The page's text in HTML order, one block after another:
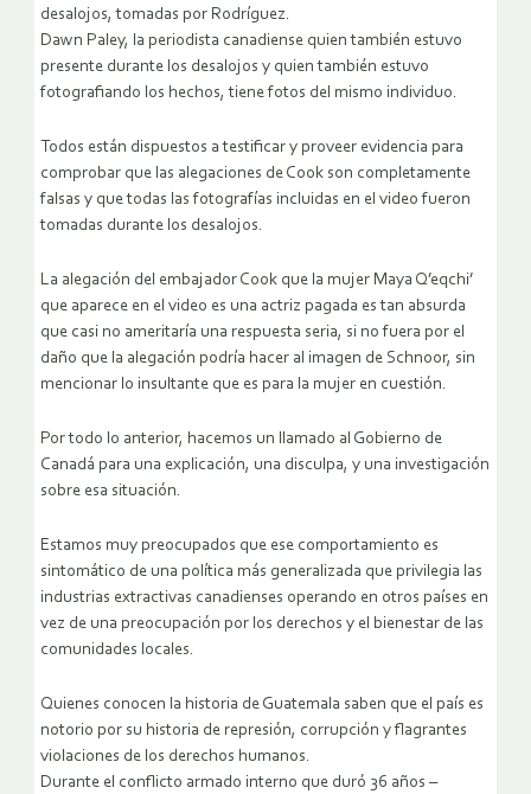
desalojos, tomadas por Rodríguez.
Dawn Paley, la periodista canadiense quien también estuvo
presente durante los desalojos y quien también estuvo
fotografiando los hechos, tiene fotos del mismo individuo.
Todos están dispuestos a testificar y proveer evidencia para
comprobar que las alegaciones de Cook son completamente
falsas y que todas las fotografías incluidas en el video fueron
tomadas durante los desalojos.
La alegación del embajador Cook que la mujer Maya Q’eqchi’
que aparece en el video es una actriz pagada es tan absurda
que casi no ameritaría una respuesta seria, si no fuera por el
daño que la alegación podría hacer al imagen de Schnoor, sin
mencionar lo insultante que es para la mujer en cuestión.
Por todo lo anterior, hacemos un llamado al Gobierno de
Canadá para una explicación, una disculpa, y una investigación
sobre esa situación.
Estamos muy preocupados que ese comportamiento es
sintomático de una política más generalizada que privilegia las
industrias extractivas canadienses operando en otros países en
vez de una preocupación por los derechos y el bienestar de las
comunidades locales.
Quienes conocen la historia de Guatemala saben que el país es
notorio por su historia de represión, corrupción y flagrantes
violaciones de los derechos humanos.
Durante el conflicto armado interno que duró 36 años –